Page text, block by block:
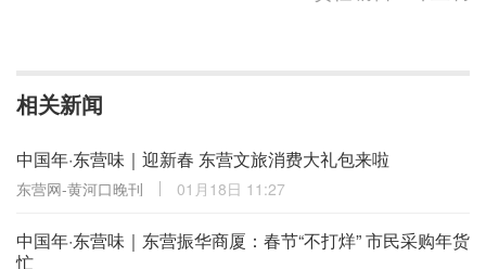
相关新闻
中国年·东营味｜迎新春 东营文旅消费大礼包来啦
东营网-黄河口晚刊 01月18日 11:27
中国年·东营味｜东营振华商厦：春节“不打烊” 市民采购年货
忙